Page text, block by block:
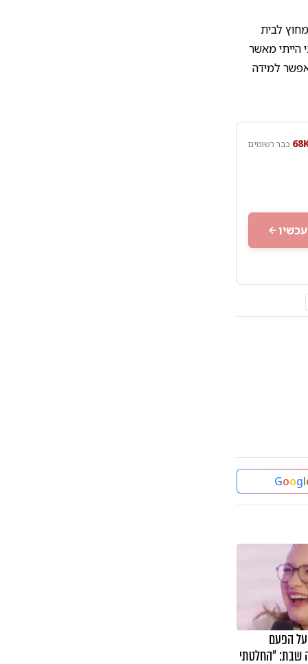
לבית
הייתי מאשר
למידה
כבר רשומים
Googl
על הפעם
שבת: "החלטתי